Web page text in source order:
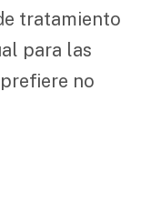
tratamiento
para las
no